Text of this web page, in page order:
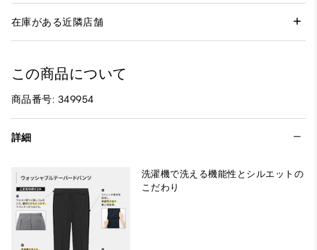
在庫がある近隣店舗
この商品について
商品番号: 349954
詳細
洗濯機で洗える機能性とシルエットの
こだわり